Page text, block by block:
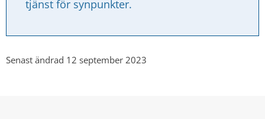
tjänst för synpunkter.
Senast ändrad 12 september 2023